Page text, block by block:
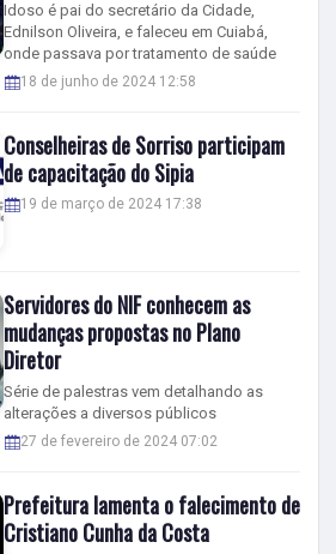
Idoso é pai do secretário da Cidade,
Ednilson Oliveira, e faleceu em Cuiabá,
onde passava por tratamento de saúde
18 de junho de 2024 12:58
Conselheiras de Sorriso participam
de capacitação do Sipia
19 de março de 2024 17:38
Servidores do NIF conhecem as
mudanças propostas no Plano
Diretor
Série de palestras vem detalhando as
alterações a diversos públicos
27 de fevereiro de 2024 07:02
Prefeitura lamenta o falecimento de
Cristiano Cunha da Costa